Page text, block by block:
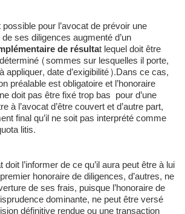
pour l’avocat de prévoir une
ses diligences augmenté d’un
de résultat lequel doit être
(sommes sur lesquelles il porte,
appliquer, date d’exigibilité).Dans ce cas,
préalable est obligatoire et l’honoraire
doit pas être fixé trop bas pour d’une
àl’avocat d’être couvert et d’autre part,
final qu’il ne soitpas interprété comme
litis.
doit l’informer de ce qu’il aura peut être à lui
honoraire de diligences, d’autres, ne
de ses frais, puisque l’honoraire de
dominante, ne peut être versé